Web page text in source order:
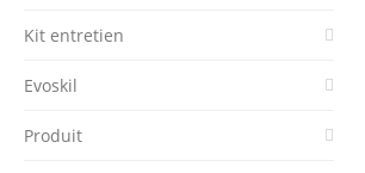
Kit entretien
Evoskil
Produit